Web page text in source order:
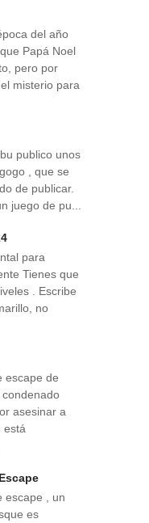
del año
Papá Noel
pero por
misterio para
publico unos
, que se
de publicar.
juego de pu...
para
Tienes que
. Escribe
no
escape de
asesinar a
está
escape , un
es